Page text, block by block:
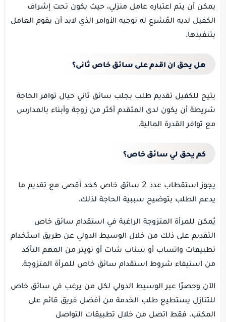
يمكن أن يتم اعتباره عامل منزلي، حيث يكون تحت إشراف
الكفيل لديه المُشرع له توجيه الأوامر الذي لابد أن يقوم العامل
بتنفيذها.
هل يحق ان اقدم على سائق خاص ثانى؟
يتيح للكفيل تقديم طلب بجلب سائق ثاني حيال توافر الحاجة
شريطة أن يكون لدى المتقدم أكثر من زوجة وأبناء بالمدارس
مع توافر القدرة المالية.
كم يحق لي سائق خاص؟
يجوز استقطاب عدد 2 سائق خاص كحد أقصى مع تقديم ما
يدعم الطلب بتوضيح سببية الحاجة لذلك.
يُمكن للمرأة المتزوجة الراغبة في استقدام سائق خاص
التقديم على ذلك من خلال الوسيط الدولي عن طريق استخدام
تطبيقات واتساب أو سناب شات أو تويتر من المهم التأكد
من استيفاء شروط استقدام سائق خاص للمرأة المتزوجة.
الآن وحصرًا عبر الوسيط الدولي لكل من يرغب في سائق خاص
للتنازل يستطيع طلب الخدمة من أفضل فريق قائم على
المكتب، فقط اتصل من خلال تطبيقات التواصل